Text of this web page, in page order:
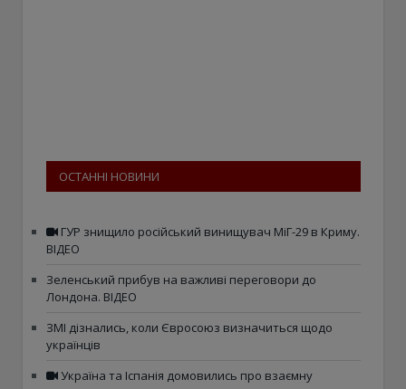
ОСТАННІ НОВИНИ
ГУР знищило російський винищувач МіГ-29 в Криму.
ВІДЕО
Зеленський прибув на важливі переговори до
Лондона. ВІДЕО
ЗМІ дізнались, коли Євросоюз визначиться щодо
українців
Україна та Іспанія домовились про взаємну